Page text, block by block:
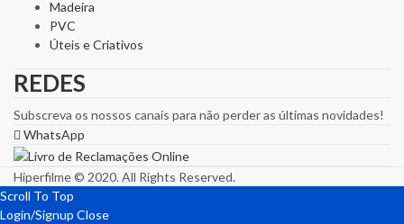
Madeira
PVC
Úteis e Criativos
REDES
Subscreva os nossos canais para não perder as últimas novidades!
WhatsApp
Hiperfilme © 2020. All Rights Reserved.
Scroll To Top
Login/Signup Close